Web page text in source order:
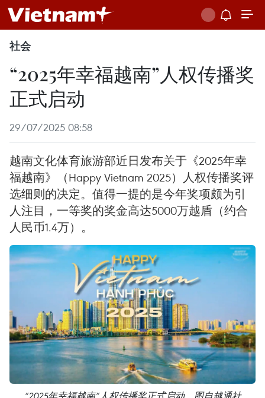
社会
“2025年幸福越南”人权传播奖
正式启动
29/07/2025 08:58
越南文化体育旅游部近日发布关于《2025年幸
福越南》（Happy Vietnam 2025）人权传播奖评
选细则的决定。值得一提的是今年奖项颇为引
人注目，一等奖的奖金高达5000万越盾（约合
人民币1.4万）。